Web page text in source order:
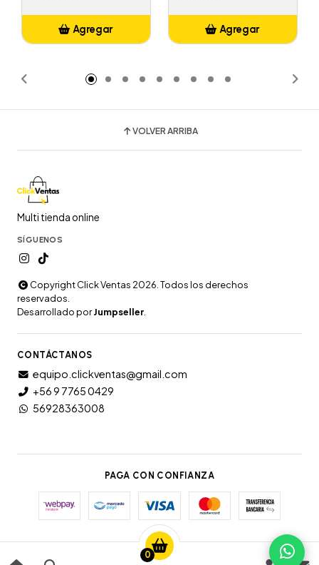
0
Agregar Agregar
VOLVER ARRIBA
Multi tienda online
SÍGUENOS
Copyright Click Ventas 2026. Todos los derechos
reservados.
Desarrollado porJumpseller
CONTÁCTANOS
equipo.clickventas@gmail.com
+56 9 7765 0429
56928363008
PAGA CON CONFIANZA